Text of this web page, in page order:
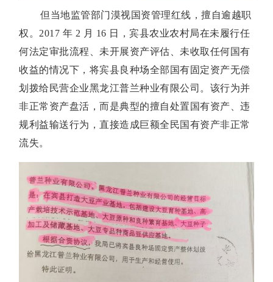
但当地监管部门漠视国资管理红线，擅自逾越职
权。2017 年 2 月 16 日，宾县农业农村局在未履行任
何法定审批流程、未开展资产评估、未收取任何国有
收益的情况下，将宾县良种场全部国有固定资产无偿
划拨给民营企业黑龙江普兰种业有限公司。该行为并
非正常资产盘活，而是典型的擅自处置国有资产、违
规利益输送行为，直接造成巨额全民国有资产非正常
流失。